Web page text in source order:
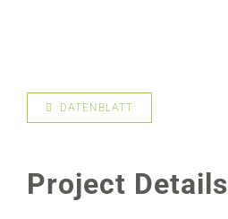
DATENBLATT
Project Details